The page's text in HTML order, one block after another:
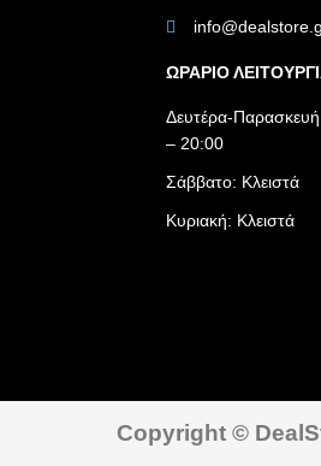
ΩΡΑΡΙΟ
Δευτέρα-
– 20:00
Σάββατο: Κλειστά
Κυριακή: Κλειστά
Copyright ©